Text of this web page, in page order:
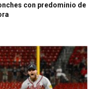
con predominio de